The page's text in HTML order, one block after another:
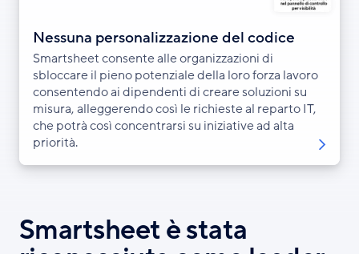
Nessuna personalizzazione del codice
Smartsheet consente alle organizzazioni di
sbloccare il pieno potenziale della loro forza lavoro
consentendo ai dipendenti di creare soluzioni su
misura, alleggerendo così le richieste al reparto IT,
che potrà così concentrarsi su iniziative ad alta
priorità.
Smartsheet è stata